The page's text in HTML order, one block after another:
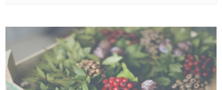
Einblicke in die anstehenden Veränderungen für
das Immobilienjahr 2024:
Gebäudeenergiegesetz (GEG) tritt in Kraft Das
überarbeitete Gebäudeenergiegesetz (GEG),